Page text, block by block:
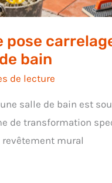
pose
bain
de lecture
salle de bain est
de transformation
revêtement mural